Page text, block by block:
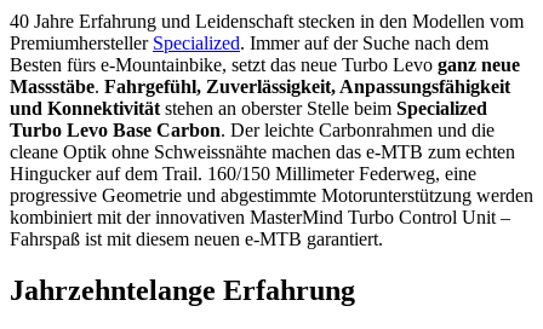
40 Jahre Erfahrung und Leidenschaft stecken in den Modellen vom
Premiumhersteller Specialized. Immer auf der Suche nach dem
Besten fürs e-Mountainbike, setzt das neue Turbo Levo ganz neue
Massstäbe. Fahrgefühl, Zuverlässigkeit, Anpassungsfähigkeit
und Konnektivität stehen an oberster Stelle beim Specialized
Turbo Levo Base Carbon. Der leichte Carbonrahmen und die
cleane Optik ohne Schweissnähte machen das e-MTB zum echten
Hingucker auf dem Trail. 160/150 Millimeter Federweg, eine
progressive Geometrie und abgestimmte Motorunterstützung werden
kombiniert mit der innovativen MasterMind Turbo Control Unit –
Fahrspaß ist mit diesem neuen e-MTB garantiert.
Jahrzehntelange Erfahrung